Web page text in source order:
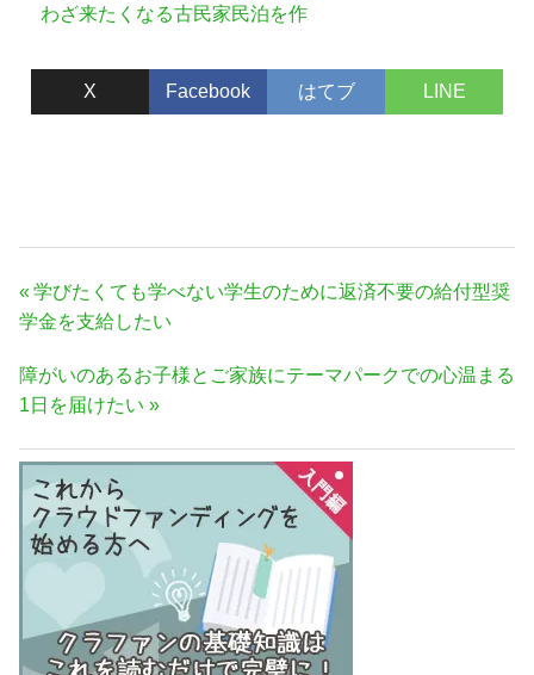
わざ来たくなる古民家民泊を作
X Facebook はてブ LINE
投
稿
ビ
ゲ
ー
シ
ョ
ン
前
の
事:
学びたくても学べない学生のために返済不要の給付型奨
学金を支給したい
次
の
事:
障がいのあるお子様とご家族にテーマパークでの心温まる
1日を届けたい